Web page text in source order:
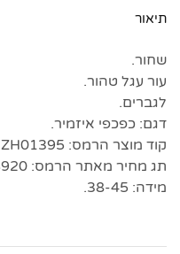
תיאור
שחור.
עור עגל טהור.
לגברים.
דגם: כפכפי איזמיר.
קוד מוצר הרמס: H041141ZH01395.
תג מחיר מאתר הרמס: $920.
מידה: 38-45.